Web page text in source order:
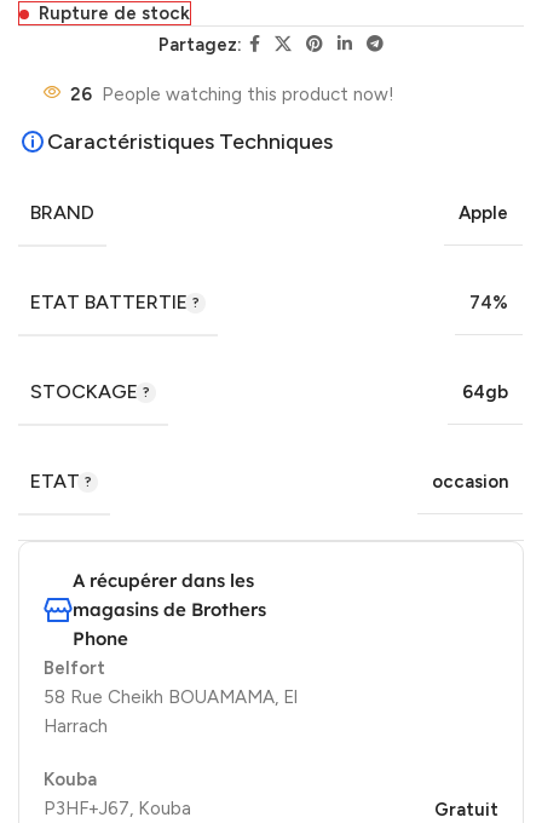
Rupture de stock
Partagez:
26 People watching this product now!
Caractéristiques Techniques
BRAND Apple
ETAT BATTERTIE 74%
STOCKAGE 64gb
ETAT occasion
A récupérer dans les
magasins de Brothers
Phone
Belfort
58 Rue Cheikh BOUAMAMA, El
Harrach
Kouba
P3HF+J67, Kouba
Gratuit